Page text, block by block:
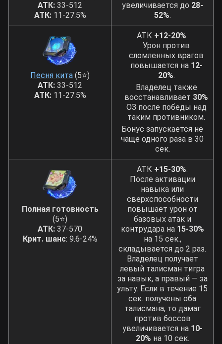
АТК: 33-512
АТК:11-27.5%
увеличивается до 28-
52%.
Песня кита (5⭐)
АТК: 33-512
АТК:11-27.5%
АТК +12-20%.
Урон против
сломленных врагов
повышается на 12-
20%.
Владелец также
восстанавливает 30%
ОЗ после победы над
таким противником.
Бонус запускается не
чаще одного раза в 30
сек.
Полная готовность
(5⭐)
АТК: 37-570
Крит. шанс: 9.6-24%
АТК +15-30%.
После активации
навыка или
сверхспособности
повышает урон от
базовых атак и
контрудара на 15-30%
на 15 сек.,
складывается до 2 раз.
Владелец получает
левый талисман тигра
за навык, а правый — за
ульту. Если в течение 15
сек. получены оба
талисмана, то дамаг
против боссов
увеличивается на 10-
20% на 10 сек.